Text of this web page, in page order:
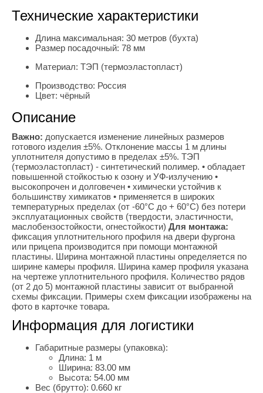
Технические характеристики
Длина максимальная: 30 метров (бухта)
Размер посадочный: 78 мм
Материал: ТЭП (термоэластопласт)
Производство: Россия
Цвет: чёрный
Описание
Важно: допускается изменение линейных размеров
готового изделия ±5%. Отклонение массы 1 м длины
уплотнителя допустимо в пределах ±5%. ТЭП
(термоэластопласт) - синтетический полимер. • обладает
повышенной стойкостью к озону и УФ-излучению •
высокопрочен и долговечен • химически устойчив к
большинству химикатов • применяется в широких
температурных пределах (от -60°С до + 60°С) без потери
эксплуатационных свойств (твердости, эластичности,
маслобензостойкости, огнестойкости) Для монтажа:
фиксация уплотнительного профиля на двери фургона
или прицепа производится при помощи монтажной
пластины. Ширина монтажной пластины определяется по
ширине камеры профиля. Ширина камер профиля указана
на чертеже уплотнительного профиля. Количество рядов
(от 2 до 5) монтажной пластины зависит от выбранной
схемы фиксации. Примеры схем фиксации изображены на
фото в карточке товара.
Информация для логистики
Габаритные размеры (упаковка):
Длина: 1 м
Ширина: 83.00 мм
Высота: 54.00 мм
Вес (брутто): 0.660 кг